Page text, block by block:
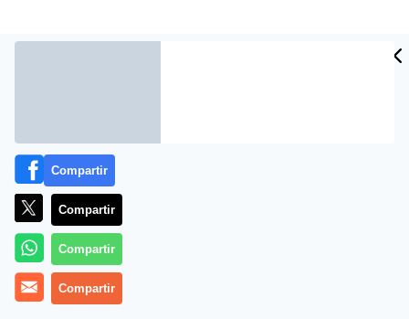
Más información
Compartir
Compartir
Compartir
Compartir